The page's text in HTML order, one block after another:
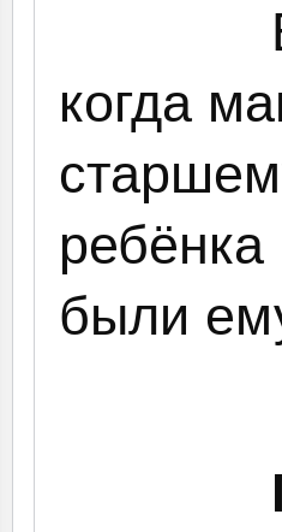
когда
были